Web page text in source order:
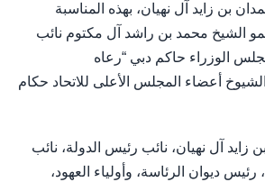
بن زايد آل نهيان، بهذه المناسبة
الشيخ محمد بن راشد آل مكتوم نائب
الوزراء حاكم دبي “رعاه
أعضاء المجلس الأعلى للاتحاد حكام
آل نهيان، نائب رئيس الدولة، نائب
ديوان الرئاسة، وأولياء العهود،